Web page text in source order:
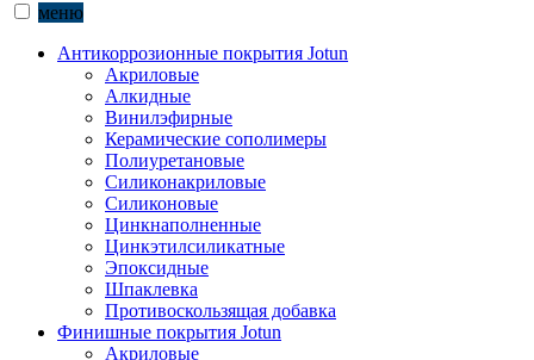
меню
Антикоррозионные покрытия Jotun
Акриловые
Алкидные
Винилэфирные
Керамические сополимеры
Полиуретановые
Силиконакриловые
Силиконовые
Цинкнаполненные
Цинкэтилсиликатные
Эпоксидные
Шпаклевка
Противоскользящая добавка
Финишные покрытия Jotun
Акриловые